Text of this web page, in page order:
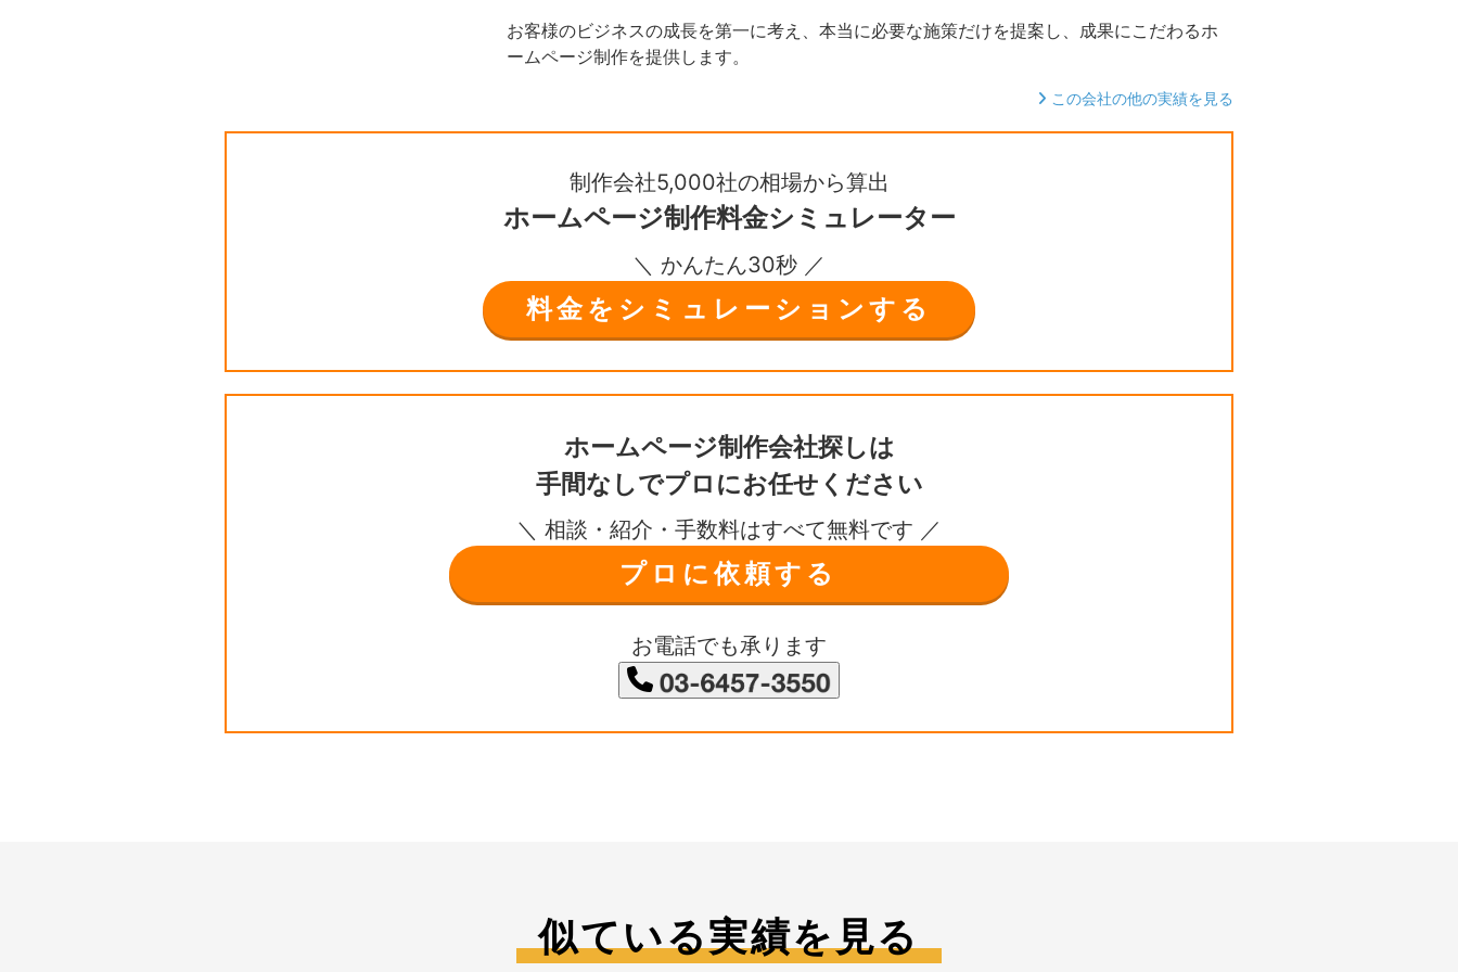
お客様のビジネスの成長を第一に考え、本当に必要な施策だけを提案し、成果にこだわるホ
ームページ制作を提供します。
この会社の他の実績を見る
制作会社5,000社の相場から算出
ホームページ制作料金シミュレーター
＼ かんたん30秒 ／
料金をシミュレーションする
ホームページ制作会社探しは
手間なしでプロにお任せください
＼ 相談・紹介・手数料はすべて無料です ／
プロに依頼する
お電話でも承ります
似ている実績を見る